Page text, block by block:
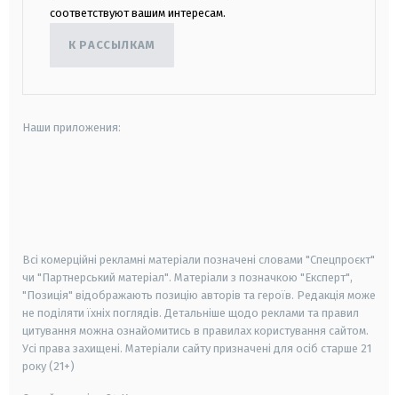
соответствуют вашим интересам.
К РАССЫЛКАМ
Наши приложения:
Всі комерційні рекламні матеріали позначені словами "Спецпроєкт"
чи "Партнерський матеріал". Матеріали з позначкою "Експерт",
"Позиція" відображають позицію авторів та героїв. Редакція може
не поділяти їхніх поглядів. Детальніше щодо реклами та правил
цитування можна ознайомитись в правилах користування сайтом.
Усі права захищені. Матеріали сайту призначені для осіб старше 21
року (21+)